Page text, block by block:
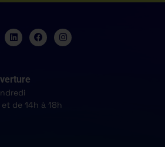
de 14h à 18h